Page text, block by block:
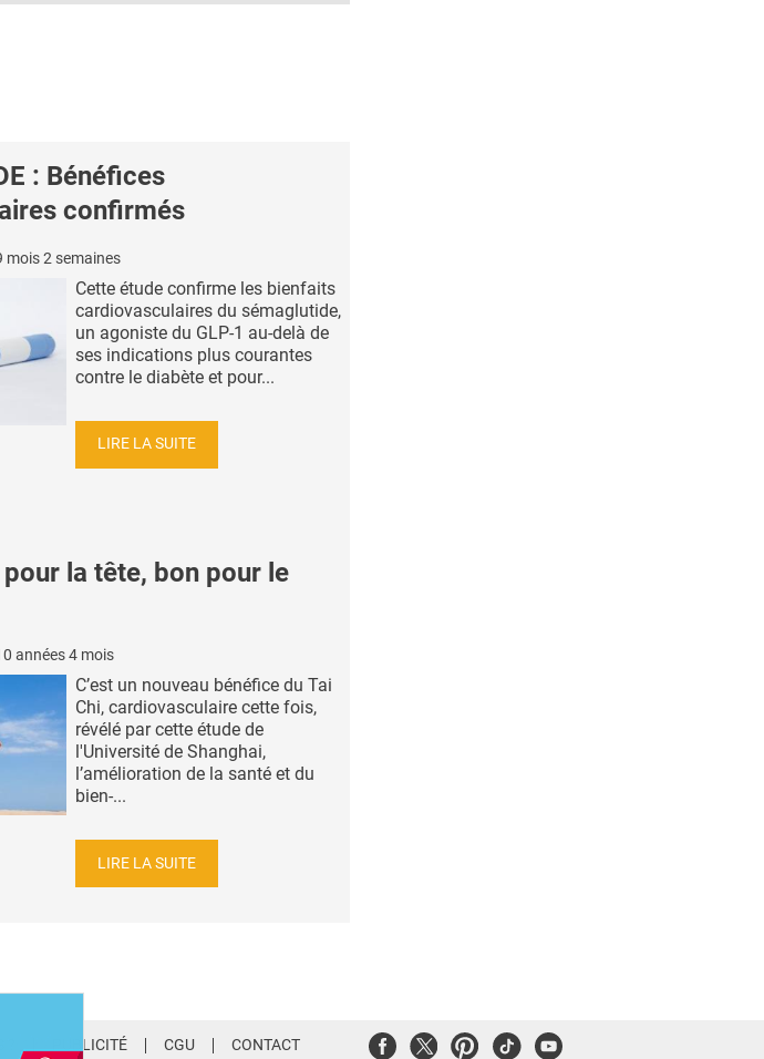
: Bénéfices
confirmés
mois 2 semaines
Cette étude confirme les bienfaits
cardiovasculaires du sémaglutide,
un agoniste du GLP-1 au-delà de
ses indications plus courantes
contre le diabète et pour...
LIRE LA SUITE
la tête, bon pour le
années 4 mois
C’est un nouveau bénéfice du Tai
Chi, cardiovasculaire cette fois,
révélé par cette étude de
l'Université de Shanghai,
l’amélioration de la santé et du
bien-...
LIRE LA SUITE
PUBLICITÉ CGU CONTACT FacebookTwitterPinterest
TiktokYoutube